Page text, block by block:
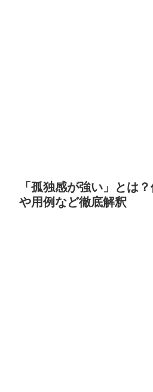
「孤独感が強い」とは
や用例など徹底解釈